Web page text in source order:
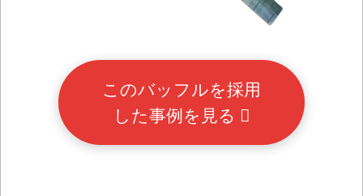
このバッフルを採用
した事例を見る